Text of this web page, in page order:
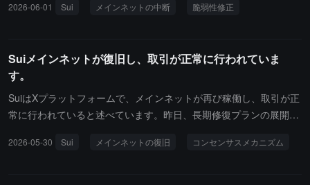
ばれたことを発表しました。WaterXの予測市場も近日中に正式に立
カップブラインドボックス」イベントを同時に開始します：ユーザ
ーは支持するチームを選び、友達を招待することができ、立ち上げ
当日にワールドカップ専用のブラインドボックスを開けることがで
きます。
よって導入された2つの独立した脆弱性に起因するとしています。
れた「アドレス残高」機能が取引手数料の支払い方法の欠陥を露呈
したことに起因しています。資金不足で取引がキャンセルされた場
合でも、ネットワークはこれらの資金を支出し続け、負の残高が発
生し、検証ノードの照合プロセスが崩壊しました。財団は、木曜日
いることを認め、チームは迅速にチェーン上のサービスを復旧させ
2026-06-01 Sui メインネットの中断 脆弱性修正
Suiメインネットが復旧し、取引が正常に行われていま
す。
SuiはXプラットフォームで、メインネットが再び稼働し、取引が正
常に行われていると述べています。昨日、長期修復プランの展開中
が新しいバイナリファイルをデプロイする際、各エポックの開始時
2026-05-30 Sui メインネットの復旧 コンセンサスメカニズム